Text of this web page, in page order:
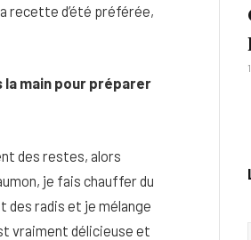
recette d’été préférée,
la main pour préparer
des restes, alors
je fais chauffer du
des radis et je mélange
vraiment délicieuse et
sensible : quels soins